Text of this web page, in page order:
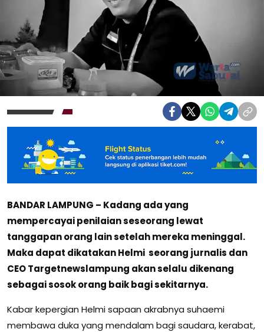
BANDAR LAMPUNG – Kadang ada yang
mempercayai penilaian seseorang lewat
tanggapan orang lain setelah mereka meninggal.
Maka dapat dikatakan Helmi seorang jurnalis dan
CEO Targetnewslampung akan selalu dikenang
sebagai sosok orang baik bagi sekitarnya.
Kabar kepergian Helmi sapaan akrabnya suhaemi
membawa duka yang mendalam bagi saudara, kerabat,